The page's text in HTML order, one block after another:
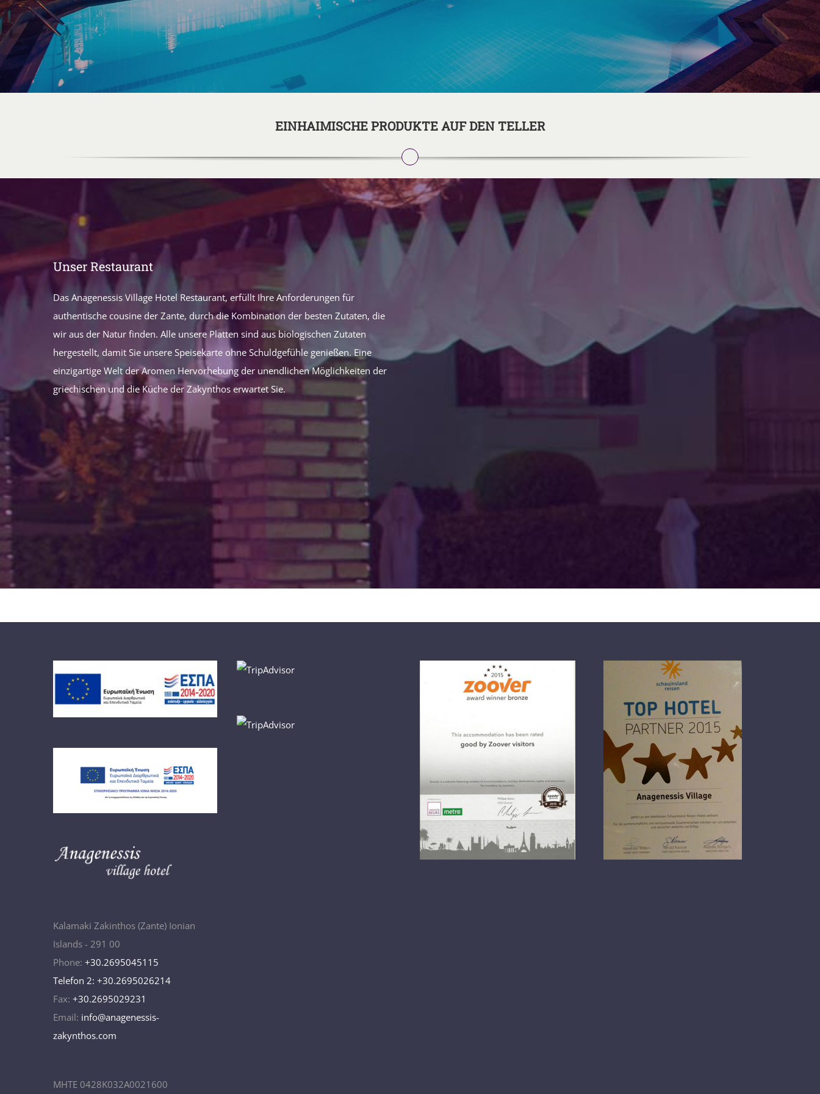
EINHAIMISCHE PRODUKTE AUF DEN TELLER
Unser Restaurant
Das Anagenessis Village Hotel Restaurant, erfüllt Ihre Anforderungen für
authentische cousine der Zante, durch die Kombination der besten Zutaten, die
wir aus der Natur finden. Alle unsere Platten sind aus biologischen Zutaten
hergestellt, damit Sie unsere Speisekarte ohne Schuldgefühle genießen. Eine
einzigartige Welt der Aromen Hervorhebung der unendlichen Möglichkeiten der
griechischen und die Küche der Zakynthos erwartet Sie.
Kalamaki Zakinthos (Zante) Ionian
Islands - 291 00
Phone: +30.2695045115
Telefon 2: +30.2695026214
Fax: +30.2695029231
Email: info@anagenessis-
zakynthos.com
MHTE 0428K032A0021600